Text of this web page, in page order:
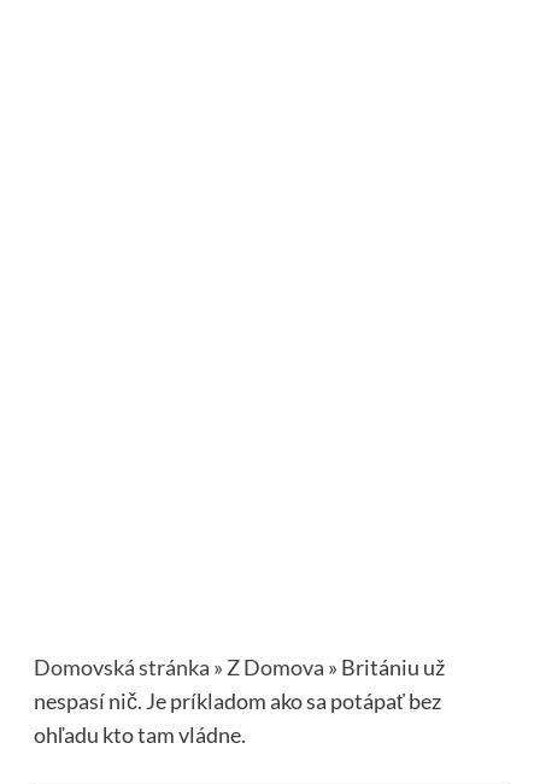
Domovská stránka » Z Domova » Britániu už
nespasí nič. Je príkladom ako sa potápať bez
ohľadu kto tam vládne.